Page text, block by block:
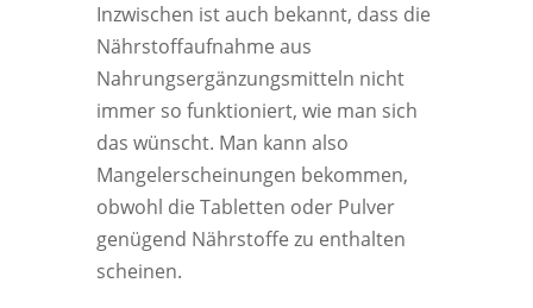
Inzwischen ist auch bekannt, dass die
Nährstoffaufnahme aus
Nahrungsergänzungsmitteln nicht
immer so funktioniert, wie man sich
das wünscht. Man kann also
Mangelerscheinungen bekommen,
obwohl die Tabletten oder Pulver
genügend Nährstoffe zu enthalten
scheinen.